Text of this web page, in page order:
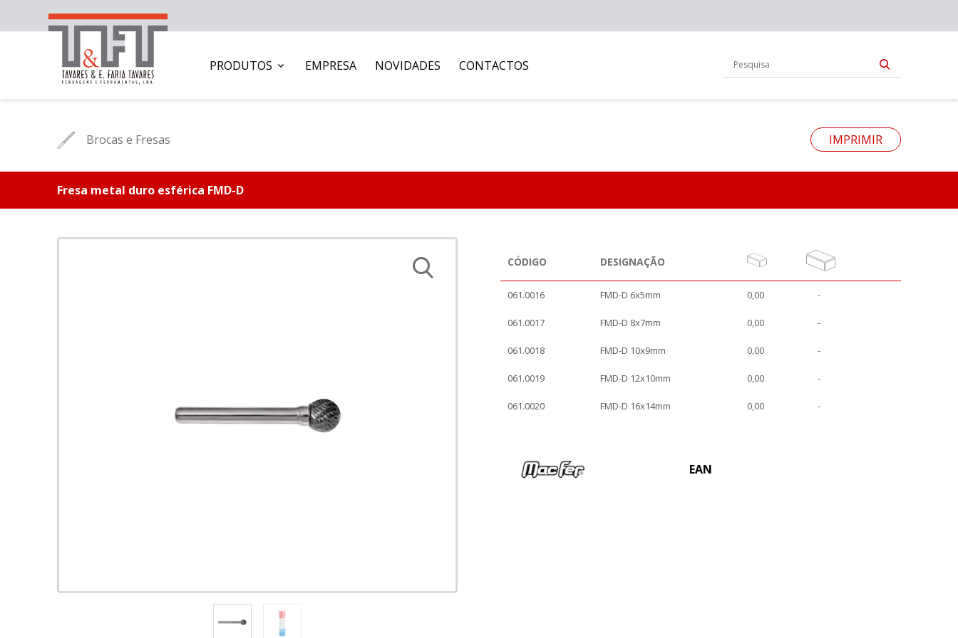
PRODUTOS EMPRESA NOVIDADES CONTACTOS
Brocas e Fresas IMPRIMIR
Fresa metal duro esférica FMD-D
CÓDIGO DESIGNAÇÃO
061.0016 FMD-D 6x5mm 0,00 -
061.0017 FMD-D 8x7mm 0,00 -
061.0018 FMD-D 10x9mm 0,00 -
061.0019 FMD-D 12x10mm 0,00 -
061.0020 FMD-D 16x14mm 0,00 -
EAN